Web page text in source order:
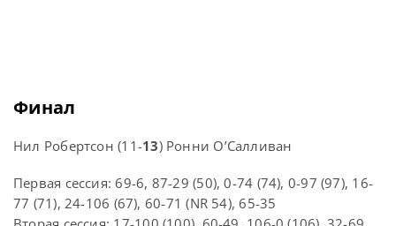
Финал
Нил Робертсон (11-13) Ронни О’Салливан
Первая сессия: 69-6, 87-29 (50), 0-74 (74), 0-97 (97), 16-
77 (71), 24-106 (67), 60-71 (NR 54), 65-35